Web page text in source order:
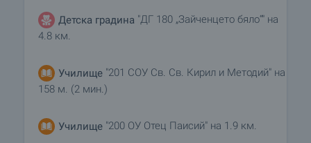
Детска градина "ДГ 180 „Зайченцето бяло“" на
4.8 км.
Училище "201 СОУ Св. Св. Кирил и Методий" на
158 м. (2 мин.)
Училище "200 ОУ Отец Паисий" на 1.9 км.